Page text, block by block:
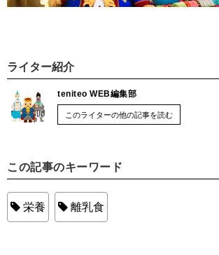
ライター紹介
teniteo WEB編集部
このライターの他の記事を読む
この記事のキーワード
栄養 離乳食